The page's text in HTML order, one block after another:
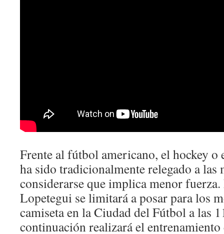
Frente al fútbol americano, el hockey o
ha sido tradicionalmente relegado a las
considerarse que implica menor
Lopetegui se limitará a posar para los
camiseta en la Ciudad del Fútbol a las
continuación realizará el